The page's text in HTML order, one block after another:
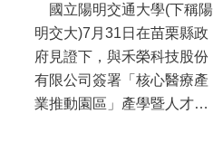
國立陽明交通大學(下稱陽
明交大)7月31日在苗栗縣政
府見證下，與禾榮科技股份
有限公司簽署「核心醫療產
業推動園區」產學暨人才培